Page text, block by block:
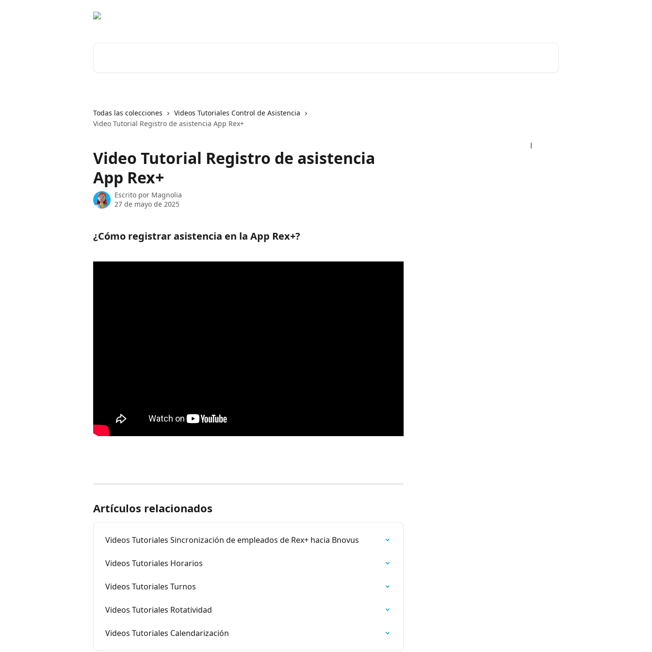
Todas las colecciones
Videos Tutoriales Control de Asistencia
Video Tutorial Registro de asistencia App Rex+
Video Tutorial Registro de asistencia
App Rex+
Escrito por Magnolia
27 de mayo de 2025
¿Cómo registrar asistencia en la App Rex+?
Artículos relacionados
Videos Tutoriales Sincronización de empleados de Rex+ hacia Bnovus
Videos Tutoriales Horarios
Videos Tutoriales Turnos
Videos Tutoriales Rotatividad
Videos Tutoriales Calendarización